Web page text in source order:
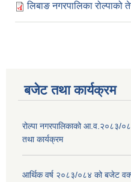
लिबाङ नगरपालिका
बजेट तथा कार्यक्रम
रोल्पा नगरपालिकाको आ.व.२०८३/
तथा कार्यक्रम
आर्थिक वर्ष २०८३/०८४ को बजेट